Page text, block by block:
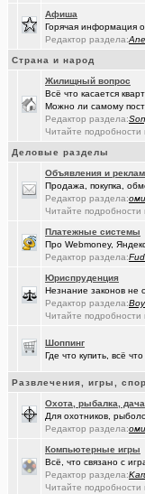
Осведомлённый
Кто что ест или
А помните в Омске...
В ближайший месяц
Ищу работу
Я люблю Омский
С Днём Победы!
Кровельные и
Что вы сейчас
Девушка на
Кто ставил
Тепловычислители
Предложения
Афиша
Горячая информация
Редактор раздела:
Страна и народ
Жилищный вопрос
Всё что касается
Можно ли самому
Редактор раздела:
Читайте подробности
Деловые разделы
Объявления и
Продажа, покупка,
Редактор раздела:
Читайте подробности
Платежные системы
Про Webmoney,
Редактор раздела:
Юриспруденция
Незнание законов не
Редактор раздела:
Читайте подробности
Шоппинг
Где что купить, всё
Развлечения, игры,
Охота, рыбалка,
Для охотников,
Редактор раздела:
Компьютерные игры
Всё, что связано с
Редактор раздела:
Читайте подробности